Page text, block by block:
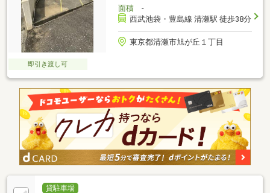
面積-
西武池袋・豊島線 清瀬駅 徒歩38分
東京都清瀬市旭が丘１丁目
即引き渡し可
貸駐車場